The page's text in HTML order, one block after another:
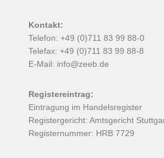
Kontakt:
Telefon: +49 (0)711 83 99 88-0
Telefax: +49 (0)711 83 99 88-8
E-Mail: info@zeeb.de
Registereintrag:
Eintragung im Handelsregister
Registergericht: Amtsgericht
Registernummer: HRB 7729